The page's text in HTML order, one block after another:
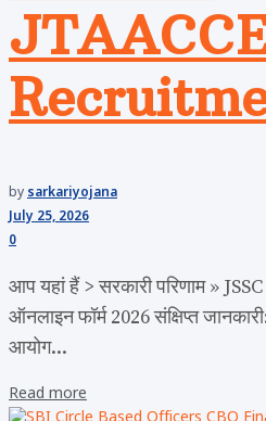
by sarkariyojana
July 25, 2026
0
आप यहां हैं > सरकारी परिणाम »
ऑनलाइन फॉर्म 2026 संक्षिप्त
आयोग...
Read more